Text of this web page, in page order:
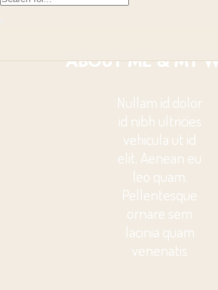
ABOUT ME & MY
Nullam id dolor
id nibh ultricies
vehicula ut id
elit. Aenean eu
leo quam.
Pellentesque
ornare sem
lacinia quam
venenatis